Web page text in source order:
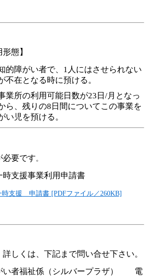
態】
的障がい者で、1人にはさせられない
不在となる時に預ける。
業所の利用可能日数が23日/月となっ
ら、残りの8日間についてこの事業を
い児を預ける。
必要です。
時支援事業利用申請書
時支援 申請書 [PDFファイル／260KB]
しくは、下記まで問い合せ下さい。
い者福祉係（シルバープラザ） 電